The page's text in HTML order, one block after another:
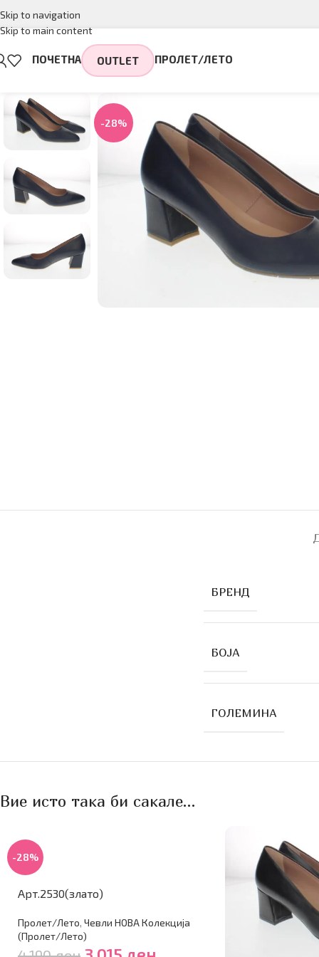
Skip to navigation
Skip to main content
ПОЧЕТНА OUTLET ПРОЛЕТ/ЛЕТО
-28%
БРЕНД
БОЈА
ГОЛЕМИНА
Вие исто така би сакале…
-28%
Арт.2530(злато)
Пролет/Лето, Чевли НОВА Колекција
(Пролет/Лето)